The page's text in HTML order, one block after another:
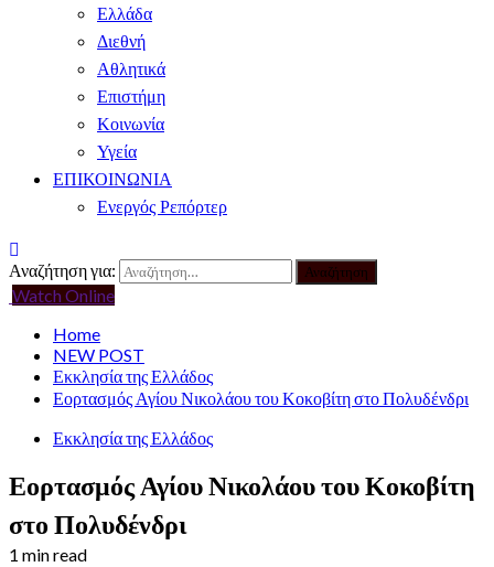
Ελλάδα
Διεθνή
Αθλητικά
Επιστήμη
Κοινωνία
Υγεία
ΕΠΙΚΟΙΝΩΝΙΑ
Ενεργός Ρεπόρτερ
Αναζήτηση για:
Watch Online
Home
NEW POST
Εκκλησία της Ελλάδος
Εορτασμός Αγίου Νικολάου του Κοκοβίτη στο Πολυδένδρι
Εκκλησία της Ελλάδος
Εορτασμός Αγίου Νικολάου του Κοκοβίτη
στο Πολυδένδρι
1 min read